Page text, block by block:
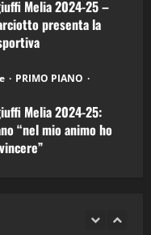
Melia 2024-25 –
presenta la
PRIMO PIANO
Melia 2024-25:
“nel mio animo ho
30^ Puntata
2026)